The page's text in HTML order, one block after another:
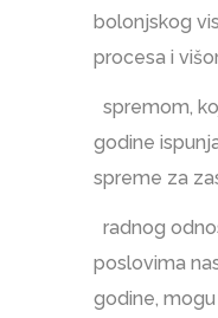
bolonjskog
procesa i
spremom,
godine
spreme za
radnog
poslovima
godine,